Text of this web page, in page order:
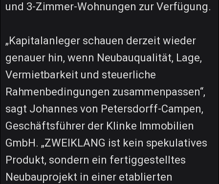
und 3-Zimmer-Wohnungen zur Verfügung.
„Kapitalanleger schauen derzeit wieder
genauer hin, wenn Neubauqualität, Lage,
Vermietbarkeit und steuerliche
Rahmenbedingungen zusammenpassen“,
sagt Johannes von Petersdorff-Campen,
Geschäftsführer der Klinke Immobilien
GmbH. „ZWEIKLANG ist kein spekulatives
Produkt, sondern ein fertiggestelltes
Neubauprojekt in einer etablierten